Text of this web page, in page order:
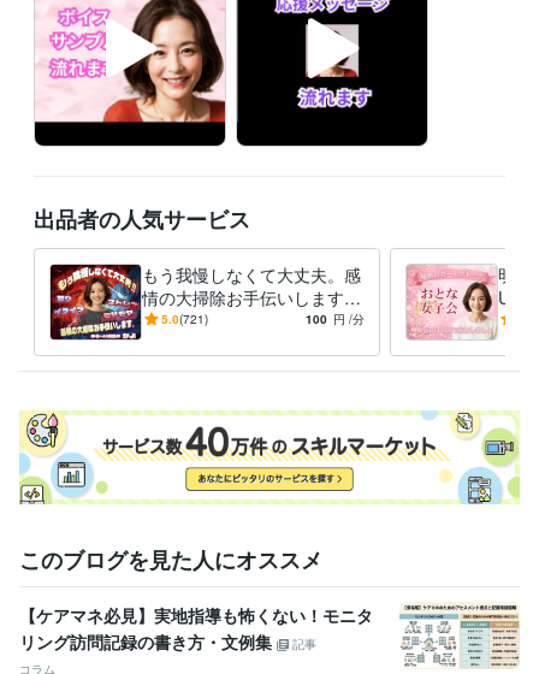
https://coconala.com/contents_market/articles/cmezfx4pr0l7z9p0hpm31
4xs3
ポートフォリオにボイスサンプル
載せてます♪( ´▽｀)
私の関西弁や雰囲気わかると思うので
待機してない時でもメッセージは
いつでもお受けしてます♪
おかげさまで、1000件超えました。
本当ありがとうございます(^-^)
嬉しいです。
ブログ書いてます(´ ▽ ` )
介護の事や日常書いてます♪
毎日投稿してます(*´∇｀*)
良かったら読んでみて下さいね♡
経験職種
ライフスタイル・その他 / その他
出品者の人気サービス
もう我慢しなくて大丈夫。感
情の大掃除お手伝いします
怒り/イライラ/モヤモヤ/スト
5.0(721) 100 円 /分
明る
UP
ス発
関係
このブログを見た人にオススメ
【ケアマネ必見】実地指導も怖くない！モニタ
リング訪問記録の書き方・文例集
記事
コラム